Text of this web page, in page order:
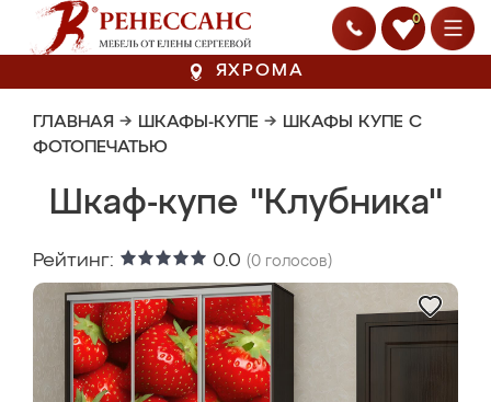
0
ЯХРОМА
ГЛАВНАЯ → ШКАФЫ-КУПЕ → ШКАФЫ КУПЕ С
ФОТОПЕЧАТЬЮ
Шкаф-купе "Клубника"
Рейтинг: 0.0 (0 голосов)